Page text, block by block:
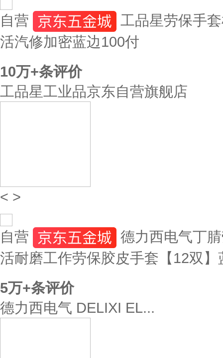
自营
工品星劳保手
活汽修加密蓝边100付
10万+条评价
工品星工业品京东自营旗舰店
< >
自营
德力西电气丁
活耐磨工作劳保胶皮手套【12双】
5万+条评价
德力西电气 DELIXI EL...